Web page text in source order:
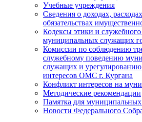
Учебные учреждения
Сведения о доходах,
обязательствах
Кодексы этики и
муниципальных служащих
Комиссии по соблюдению
служебному поведению
служащих и
интересов ОМС г. Кургана
Конфликт интересов на
Методические рекомендации
Памятка для
Новости Федерального